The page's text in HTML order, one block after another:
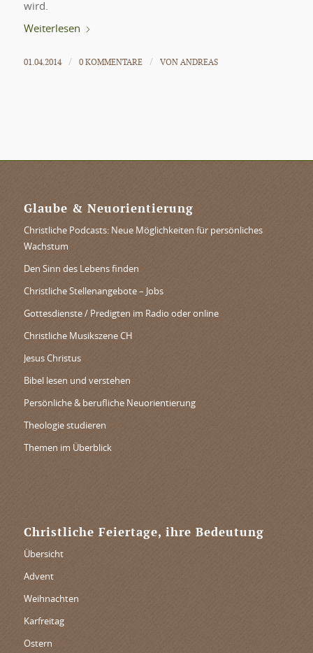
wird.
Weiterlesen
01.04.2014 / 0 KOMMENTARE / VONANDREAS
Glaube & Neuorientierung
Christliche Podcasts: Neue Möglichkeiten für persönliches
Wachstum
Den Sinn des Lebens finden
Christliche Stellenangebote – Jobs
Gottesdienste / Predigten im Radio oder online
Christliche Musikszene CH
Jesus Christus
Bibel lesen und verstehen
Persönliche & berufliche Neuorientierung
Theologie studieren
Themen im Überblick
Christliche Feiertage, ihre Bedeutung
Übersicht
Advent
Weihnachten
Karfreitag
Ostern